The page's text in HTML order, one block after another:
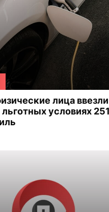
лица
условиях 251